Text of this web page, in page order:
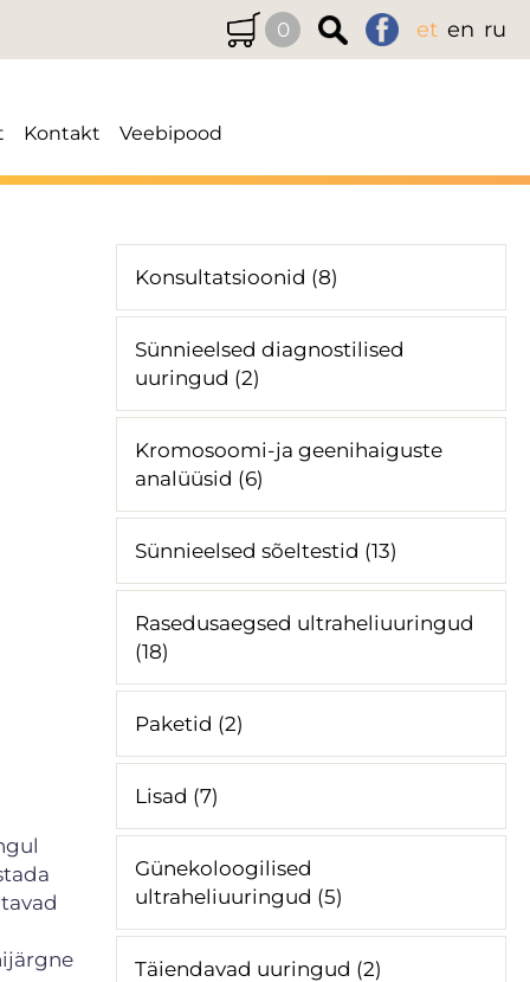
0 et en ru
Kontakt Veebipood
Konsultatsioonid (8)
Sünnieelsed diagnostilised
uuringud (2)
Kromosoomi-ja geenihaiguste
analüüsid (6)
Sünnieelsed sõeltestid (13)
Rasedusaegsed ultraheliuuringud
(18)
Paketid (2)
Lisad (7)
Günekoloogilised
ultraheliuuringud (5)
Täiendavad uuringud (2)